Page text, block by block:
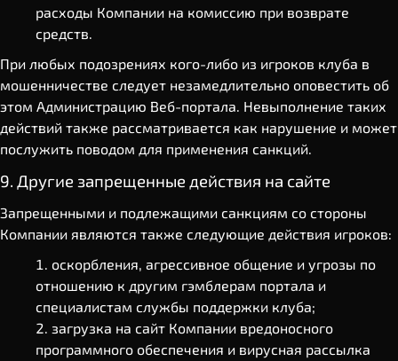
расходы Компании на комиссию при возврате
средств.
При любых подозрениях кого-либо из игроков клуба в
мошенничестве следует незамедлительно оповестить об
этом Администрацию Веб-портала. Невыполнение таких
действий также рассматривается как нарушение и может
послужить поводом для применения санкций.
9. Другие запрещенные действия на сайте
Запрещенными и подлежащими санкциям со стороны
Компании являются также следующие действия игроков:
оскорбления, агрессивное общение и угрозы по
отношению к другим гэмблерам портала и
специалистам службы поддержки клуба;
загрузка на сайт Компании вредоносного
программного обеспечения и вирусная рассылка